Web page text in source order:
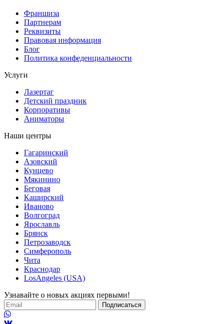
Франшиза
Партнерам
Реквизиты
Правовая информация
Блог
Политика конфеденциальности
Услуги
Лазертаг
Детский праздник
Корпоративы
Аниматоры
Наши центры
Гагаринский
Азовский
Кунцево
Мякинино
Беговая
Каширский
Иваново
Волгоград
Ярославль
Брянск
Петрозаводск
Симферополь
Чита
Краснодар
LosAngeles (USA)
Узнавайте о новых акциях первыми!
Подписаться